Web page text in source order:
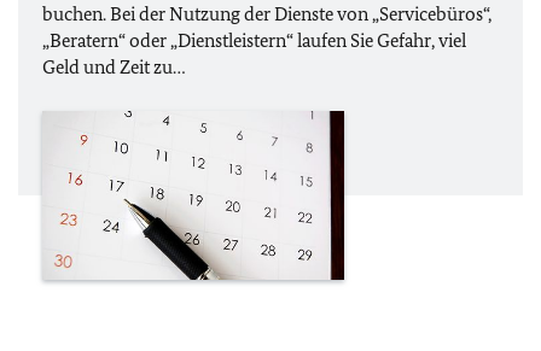
buchen. Bei der Nutzung der Dienste von „Servicebüros“,
„Beratern“ oder „Dienstleistern“ laufen Sie Gefahr, viel
Geld und Zeit zu…